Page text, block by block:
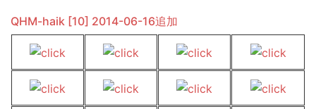
QHM-haik [10] 2014-06-16追加